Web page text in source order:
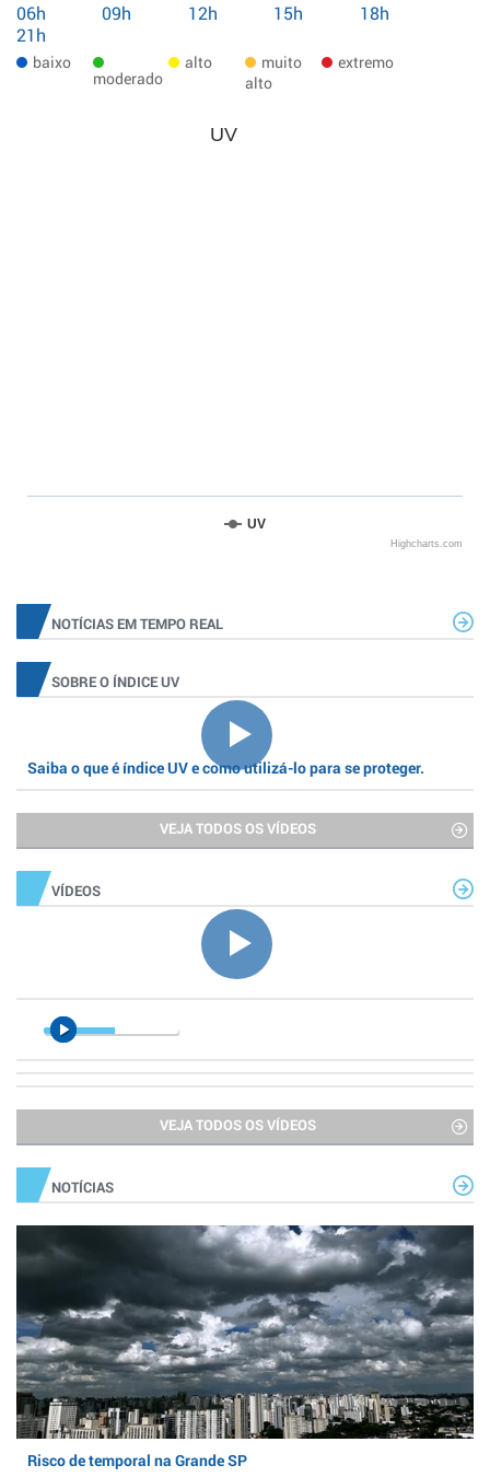
06h 09h 12h 15h
18h
21h
baixo
moderado
alto
muito
alto
extremo
UV
UV
Highcharts.com
NOTÍCIAS EM TEMPO REAL
SOBRE O ÍNDICE UV
Saiba o que é índice UV e como utilizá-lo para se proteger.
VEJA TODOS OS VÍDEOS
VÍDEOS
VEJA TODOS OS VÍDEOS
NOTÍCIAS
Risco de temporal na Grande SP